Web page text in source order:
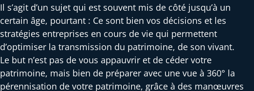
Il s’agit d’un sujet qui est souvent mis de côté jusqu’à un
certain âge, pourtant : Ce sont bien vos décisions et les
stratégies entreprises en cours de vie qui permettent
d’optimiser la transmission du patrimoine, de son vivant.
Le but n’est pas de vous appauvrir et de céder votre
patrimoine, mais bien de préparer avec une vue à 360° la
pérennisation de votre patrimoine, grâce à des manœuvres